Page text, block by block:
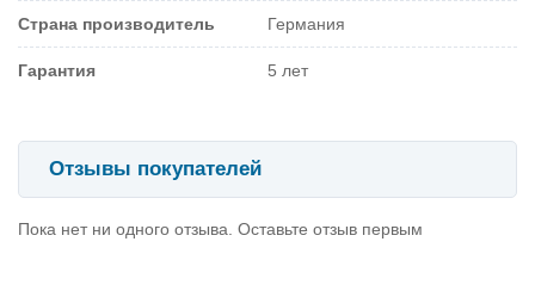
Страна производитель Германия
Гарантия 5 лет
Отзывы покупателей
Пока нет ни одного отзыва. Оставьте отзыв первым